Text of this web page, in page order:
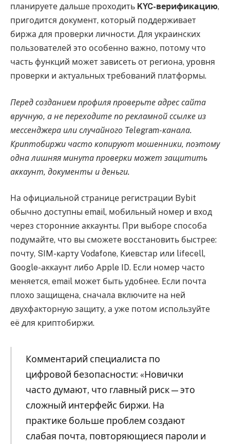
планируете дальше проходить KYC-верификацию,
пригодится документ, который поддерживает
биржа для проверки личности. Для украинских
пользователей это особенно важно, потому что
часть функций может зависеть от региона, уровня
проверки и актуальных требований платформы.
Перед созданием профиля проверьте адрес сайта
вручную, а не переходите по рекламной ссылке из
мессенджера или случайного Telegram-канала.
Криптобиржи часто копируют мошенники, поэтому
одна лишняя минута проверки может защитить
аккаунт, документы и деньги.
На официальной странице регистрации Bybit
обычно доступны email, мобильный номер и вход
через сторонние аккаунты. При выборе способа
подумайте, что вы сможете восстановить быстрее:
почту, SIM-карту Vodafone, Киевстар или lifecell,
Google-аккаунт либо Apple ID. Если номер часто
меняется, email может быть удобнее. Если почта
плохо защищена, сначала включите на ней
двухфакторную защиту, а уже потом используйте
её для криптобиржи.
Комментарий специалиста по
цифровой безопасности: «Новички
часто думают, что главный риск — это
сложный интерфейс биржи. На
практике больше проблем создают
слабая почта, повторяющиеся пароли и